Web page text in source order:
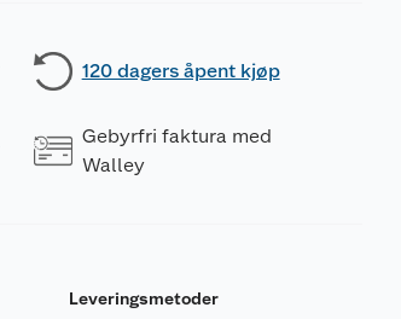
120 dagers åpent kjøp
Gebyrfri faktura med
Walley
Leveringsmetoder